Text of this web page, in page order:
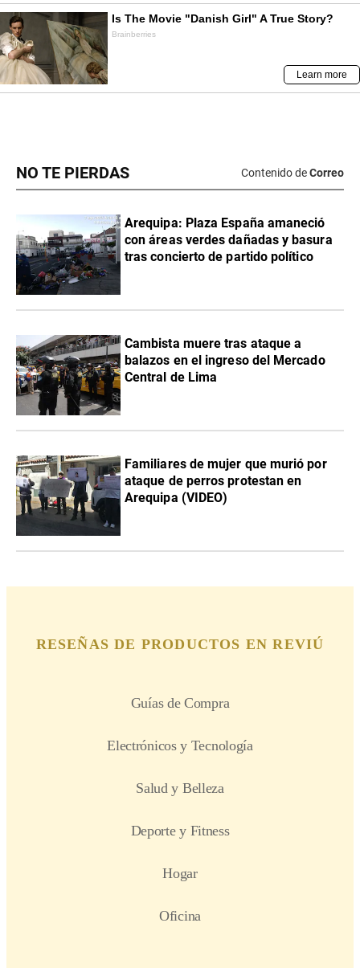
NO TE PIERDAS Contenido deCorreo
Arequipa: Plaza España amaneció
con áreas verdes dañadas y basura
tras concierto de partido político
Cambista muere tras ataque a
balazos en el ingreso del Mercado
Central de Lima
Familiares de mujer que murió por
ataque de perros protestan en
Arequipa (VIDEO)